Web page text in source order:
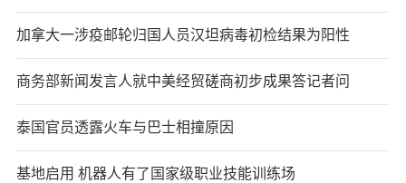
加拿大一涉疫邮轮归国人员汉坦病毒初检结果为阳性
商务部新闻发言人就中美经贸磋商初步成果答记者问
泰国官员透露火车与巴士相撞原因
基地启用 机器人有了国家级职业技能训练场